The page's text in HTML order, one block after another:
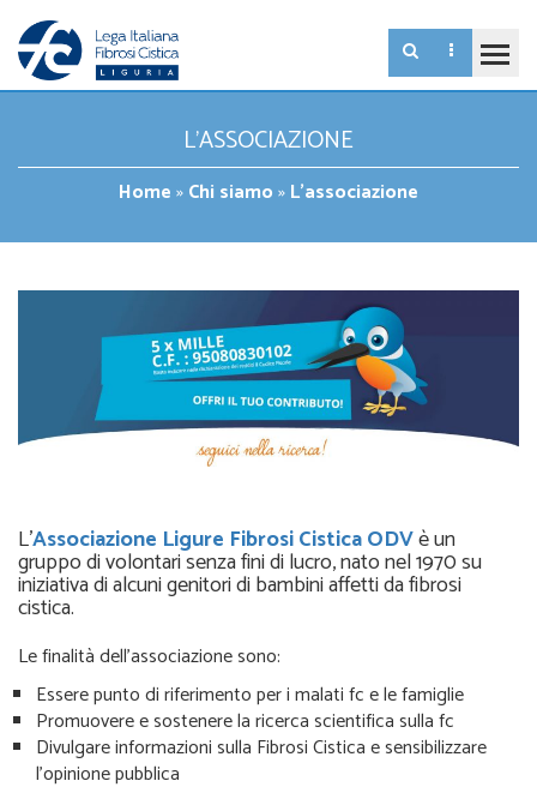
L’ASSOCIAZIONE
Home»Chi siamo»L’associazione
L’Associazione Ligure Fibrosi Cistica ODVè un
gruppo di volontari senza fini di lucro, nato nel 1970 su
iniziativa di alcuni genitori di bambini affetti da fibrosi
cistica.
Le finalità dell’associazione sono:
Essere punto di riferimento per i malati fc e le famiglie
Promuovere e sostenere la ricerca scientifica sulla fc
Divulgare informazioni sulla Fibrosi Cistica e sensibilizzare
l’opinione pubblica